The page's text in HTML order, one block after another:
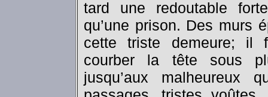
tard une redoutable
qu’une prison. Des murs
cette triste demeure; il
courber la tête sous
jusqu’aux malheureux